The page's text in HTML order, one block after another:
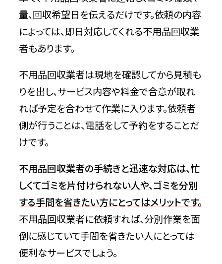
まとめ：不用品回収業者に依頼すればゴ
ミの分別は不要
量、回収希望日を伝えるだけです。依頼の内容
によっては、即日対応してくれる不用品回収業
者もあります。
不用品回収業者は現地を確認してから見積も
りを出し、サービス内容や料金で合意が取れ
れば予定を合わせて作業に入ります。依頼者
側が行うことは、電話をして予約をすることだ
けです。
不用品回収業者の手続きと迅速な対応は、忙
しくてゴミを片付けられない人や、ゴミを分別
する手間を省きたい方にとってはメリットです。
不用品回収業者に依頼すれば、分別作業を面
倒に感じていて手間を省きたい人にとっては
便利なサービスでしょう。